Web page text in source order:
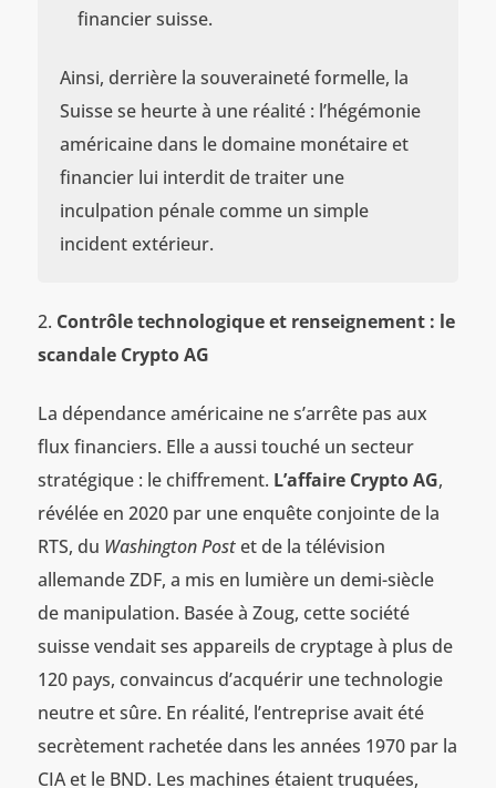
financier suisse.
Ainsi, derrière la souveraineté formelle, la
Suisse se heurte à une réalité : l’hégémonie
américaine dans le domaine monétaire et
financier lui interdit de traiter une
inculpation pénale comme un simple
incident extérieur.
Contrôle technologique et renseignement : le
scandale Crypto AG
La dépendance américaine ne s’arrête pas aux
flux financiers. Elle a aussi touché un secteur
stratégique : le chiffrement. L’affaire Crypto AG,
révélée en 2020 par une enquête conjointe de la
RTS, du Washington Postet de la télévision
allemande ZDF, a mis en lumière un demi-siècle
de manipulation. Basée à Zoug, cette société
suisse vendait ses appareils de cryptage à plus de
120 pays, convaincus d’acquérir une technologie
neutre et sûre. En réalité, l’entreprise avait été
secrètement rachetée dans les années 1970 par la
CIA et le BND. Les machines étaient truquées,